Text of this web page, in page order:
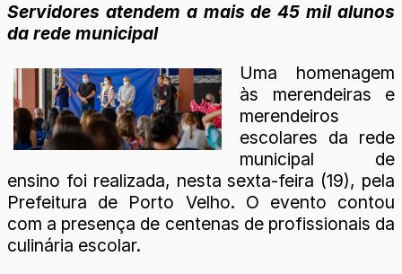
Servidores atendem a mais de 45 mil alunos
da rede municipal
Uma homenagem
às merendeiras e
merendeiros
escolares da rede
municipal de
ensino foi realizada, nesta sexta-feira (19), pela
Prefeitura de Porto Velho. O evento contou
com a presença de centenas de profissionais da
culinária escolar.